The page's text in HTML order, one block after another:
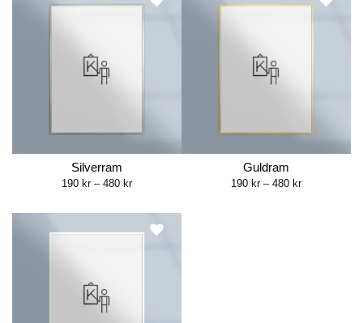
Silverram
190 kr – 480 krPrice
through
480 kr
Guldram
190 kr – 480 krPrice